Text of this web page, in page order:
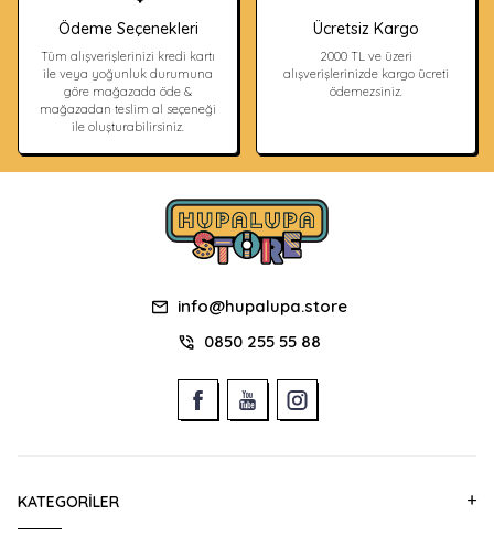
Ödeme Seçenekleri
Tüm alışverişlerinizi kredi kartı
ile veya yoğunluk durumuna
göre mağazada öde &
mağazadan teslim al seçeneği
ile oluşturabilirsiniz.
Ücretsiz Kargo
2000 TL ve üzeri
alışverişlerinizde kargo ücreti
ödemezsiniz.
info@hupalupa.store
0850 255 55 88
KATEGORILER